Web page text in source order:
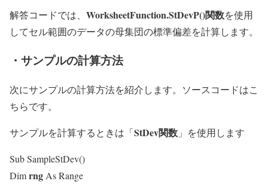
解答コードでは、 WorksheetFunction.StDevP()関数を使用
してセル範囲のデータの母集団の標準偏差を計算します。
・サンプルの計算方法
次にサンプルの計算方法を紹介します。ソースコードはこ
ちらです。
サンプルを計算するときは「StDev関数 」を使用します
Sub SampleStDev()
Dimrng As Range